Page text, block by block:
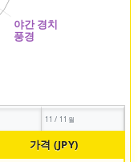
11 / 11월
가격 (JPY)